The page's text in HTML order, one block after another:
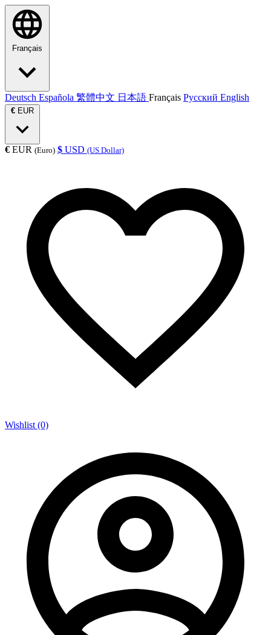
Français
Deutsch Española 繁體中文 日本語 Français Русский English
€ EUR
€ EUR (Euro) $ USD (US Dollar)
Wishlist (0)